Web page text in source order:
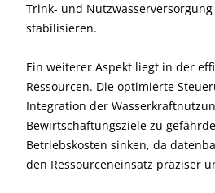
Trink- und
stabilisieren.
Ein weiterer Aspekt liegt in der
Ressourcen. Die optimierte
Integration der
Bewirtschaftungsziele zu
Betriebskosten sinken, da
den Ressourceneinsatz präziser